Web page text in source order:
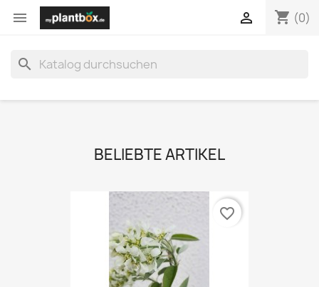
 shopping_cart (0)

search
BELIEBTE ARTIKEL
favorite_border